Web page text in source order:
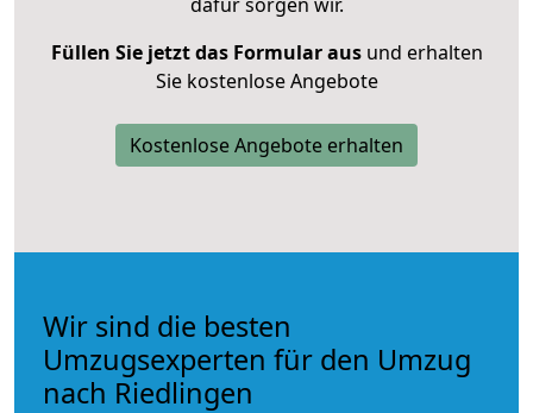
Füllen Sie jetzt das Formular ausund erhalten
Sie kostenlose Angebote
Kostenlose Angebote erhalten
Wir sind die besten
Umzugsexperten für den Umzug
nach Riedlingen